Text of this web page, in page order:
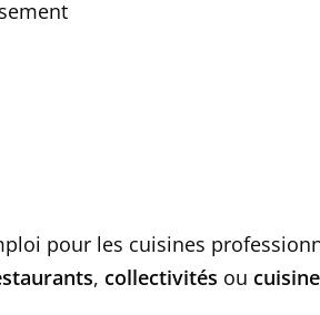
pour les cuisines
, collectivités ou